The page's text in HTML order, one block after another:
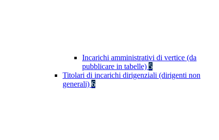
Incarichi amministrativi di vertice (da
pubblicare in tabelle) 5
Titolari di incarichi dirigenziali (dirigenti non
generali) 6